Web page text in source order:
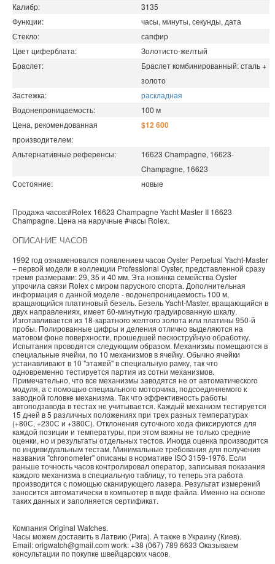
Калибр:
3135
Функции:
часы, минуты, секунды, дата
Стекло:
сапфир
Цвет циферблата:
Золотисто-желтый
Браслет:
Браслет комбинированный: сталь +
золото
Застежка:
раскладная
Водонепроницаемость: 100 м
Цена, рекомендованная
производителем:
$12 600
Альтернативные референсы:
16623 Champagne, 16623-
Champagne, 16623
Состояние:
новые
Продажа часов:#Rolex 16623 Champagne Yacht Master II 16623
Champagne. Цена на наручные #часы Rolex.
ОПИСАНИЕ ЧАСОВ
1992 год ознаменовался появлением часов Oyster Perpetual Yacht-Master
– первой модели в коллекции Professional Oyster, представленной сразу
тремя размерами: 29, 35 и 40 мм. Эта новинка семейства Oyster
упрочила связи Rolex с миром парусного спорта. Дополнительная
информация о данной моделе - водонепроницаемость 100 м,
вращающийся платиновый безель. Безель Yacht-Master, вращающийся в
двух направлениях, имеет 60‑минутную градуированную шкалу.
Изготавливается из 18‑каратного желтого золота или платины 950‑й
пробы. Полированные цифры и деления отлично выделяются на
матовом фоне поверхности, прошедшей пескоструйную обработку.
Испытания проводятся следующим образом. Механизмы помещаются в
специальные ячейки, по 10 механизмов в ячейку. Обычно ячейки
устанавливают в 10 "этажей" в специальную рамку, так что
одновременно тестируется партия из сотни механизмов.
Примечательно, что все механизмы заводятся не от автоматического
модуля, а с помощью специального моторчика, подсоединяемого к
заводной головке механизма. Так что эффективность работы
автоподзавода в тестах не учитывается. Каждый механизм тестируется
15 дней в 5 различных положениях при трех разных температурах
(+80С, +230С и +380С). Отклонения суточного хода фиксируются для
каждой позиции и температуры, при этом важны не только средние
оценки, но и результаты отдельных тестов. Иногда оценка производится
по индивидуальным тестам. Минимальные требования для получения
названия "chronometer" описаны в нормативе ISO 3159-1976. Если
раньше точность часов контролировал оператор, записывая показания
каждого механизма в специальную таблицу, то теперь эта работа
производится с помощью сканирующего лазера. Результат измерений
заносится автоматически в компьютер в виде файла. Именно на основе
таких данных и заполняется сертификат.
Компания Original Watches.
Часы можем доставить в Латвию (Рига). А также вУкраину (Киев).
Email:origwatch@gmail.com work:+38 (067) 789 6633 Оказываем
консультации по покупке швейцарских часов.